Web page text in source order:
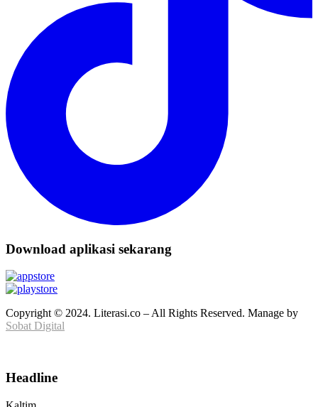
Download aplikasi sekarang
Copyright © 2024. Literasi.co – All Rights Reserved. Manage by
Sobat Digital
Headline